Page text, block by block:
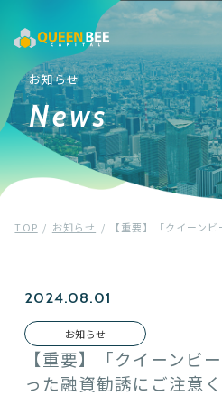
サービス情報
API提供
企業情報
お知らせ
プライバシーポリシー
お知らせ
News
TOP お知らせ 【重要】「クイーン
2024.08.01
お知らせ
【重要】「クイーンビ
った融資勧誘にご注意く